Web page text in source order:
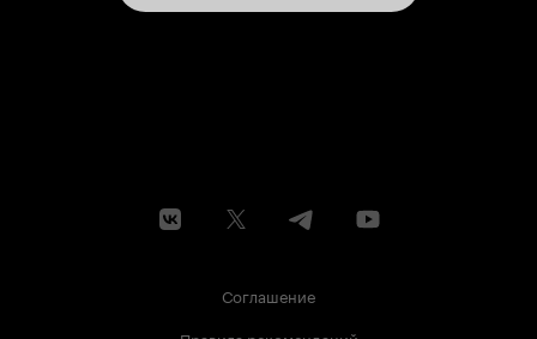
Соглашение